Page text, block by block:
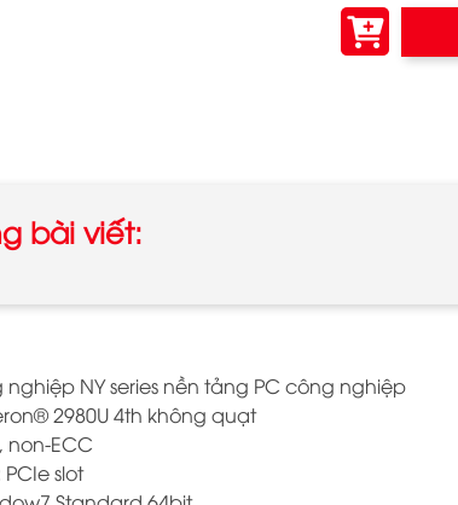
bài viết:
NY series nền tảng PC công nghiệp
2980U 4th không quạt
non-ECC
slot